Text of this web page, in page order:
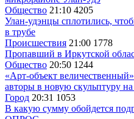
Общество 21:10 4205
Улан-удэнцы сплотились,
в трубе
Происшествия 21:00 1778
Пропавший в Иркутской
Общество 20:50 1244
«Арт-объект
авторы в новую скульптуру
Город 20:31 1053
В какую сумму обойдется